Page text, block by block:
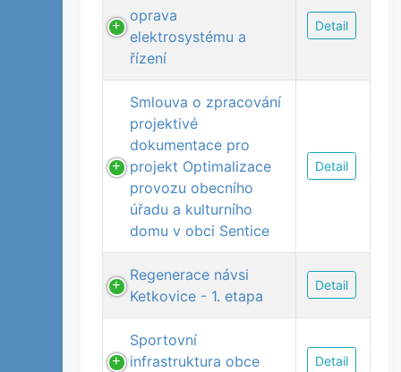
oprava
elektrosystému a
řízení
Detail
Smlouva o zpracování
projektivé
dokumentace pro
projekt Optimalizace
provozu obecního
úřadu a kulturního
domu v obci Sentice
Detail
Regenerace návsi
Ketkovice - 1. etapa
Detail
Sportovní
infrastruktura obce
Detail